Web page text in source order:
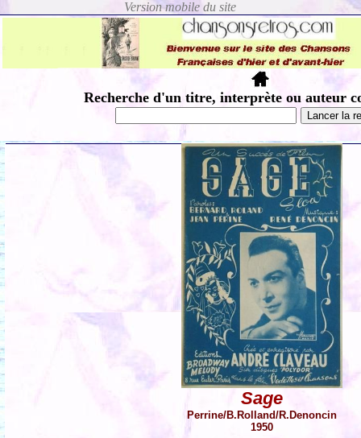
Recherche d'un titre, interprète ou auteur
Sage
Perrine/B.Rolland/R.Denoncin
1950